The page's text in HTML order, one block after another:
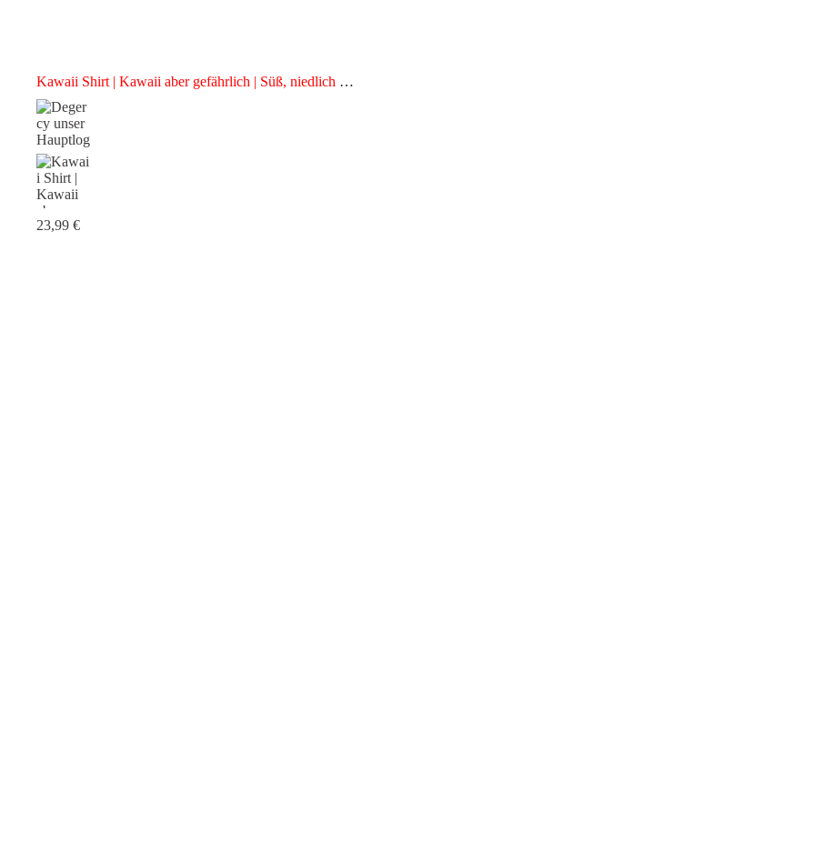
Kawaii Shirt | Kawaii aber gefährlich | Süß, niedlich &
rebellisch | Shirt für Damen & Herren | Unisex Shirt |
Kawaii Shirt
23,99 €